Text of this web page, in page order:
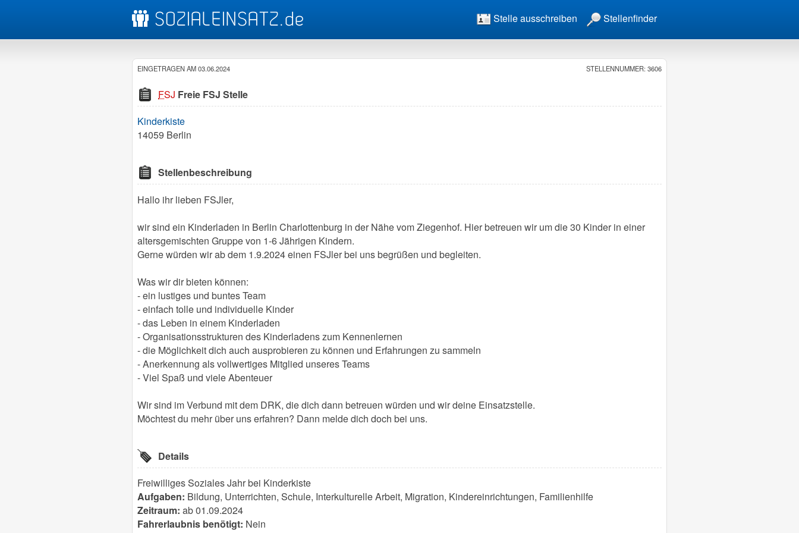
Stelle ausschreiben Stellenfinder
EINGETRAGEN AM 03.06.2024 STELLENNUMMER: 3606
FSJ Freie FSJ Stelle
Kinderkiste
14059 Berlin
Stellenbeschreibung
Hallo ihr lieben FSJler,
wir sind ein Kinderladen in Berlin Charlottenburg in der Nähe vom Ziegenhof. Hier betreuen wir um die 30 Kinder in einer
altersgemischten Gruppe von 1-6 Jährigen Kindern.
Gerne würden wir ab dem 1.9.2024 einen FSJler bei uns begrüßen und begleiten.
Was wir dir bieten können:
- ein lustiges und buntes Team
- einfach tolle und individuelle Kinder
- das Leben in einem Kinderladen
- Organisationsstrukturen des Kinderladens zum Kennenlernen
- die Möglichkeit dich auch ausprobieren zu können und Erfahrungen zu sammeln
- Anerkennung als vollwertiges Mitglied unseres Teams
- Viel Spaß und viele Abenteuer
Wir sind im Verbund mit dem DRK, die dich dann betreuen würden und wir deine Einsatzstelle.
Möchtest du mehr über uns erfahren? Dann melde dich doch bei uns.
Details
Freiwilliges Soziales Jahr bei Kinderkiste
Aufgaben: Bildung, Unterrichten, Schule, Interkulturelle Arbeit, Migration, Kindereinrichtungen, Familienhilfe
Zeitraum: ab 01.09.2024
Fahrerlaubnis benötigt: Nein